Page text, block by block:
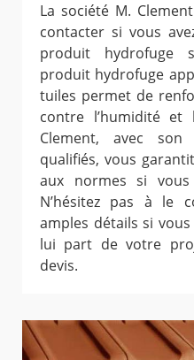
La société M.
contacter si vous
produit hydrofuge
produit hydrofuge
tuiles permet de
contre l’humidité et
Clement, avec
qualifiés, vous
aux normes si vous
N’hésitez pas à le
amples détails si
lui part de votre
devis.